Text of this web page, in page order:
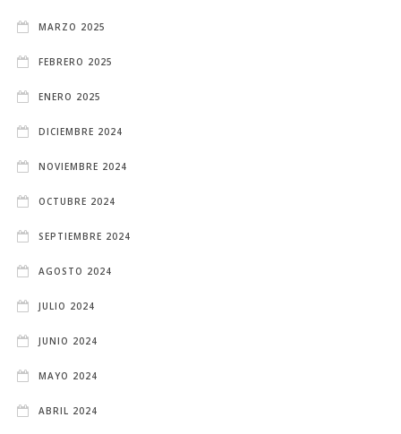
MARZO 2025
FEBRERO 2025
ENERO 2025
DICIEMBRE 2024
NOVIEMBRE 2024
OCTUBRE 2024
SEPTIEMBRE 2024
AGOSTO 2024
JULIO 2024
JUNIO 2024
MAYO 2024
ABRIL 2024